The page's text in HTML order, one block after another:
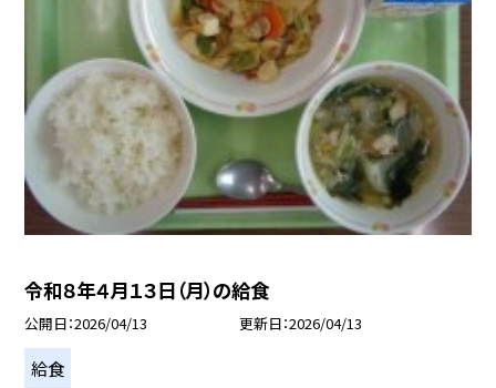
令和８年４月１３日（月）の給食
公開日 2026/04/13 更新日 2026/04/13
給食